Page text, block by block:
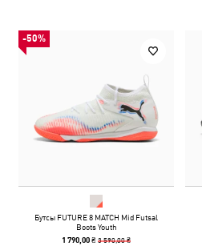
-50%
Бутсы FUTURE 8 MATCH Mid Futsal
Boots Youth
1 790,00 ₴3 590,00 ₴